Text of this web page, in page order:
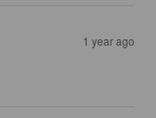
1 year ago